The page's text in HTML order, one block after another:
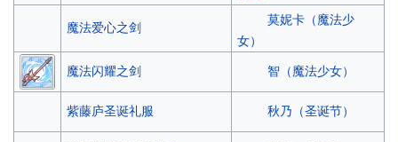
魔法爱心之剑
莫妮卡（魔法少
女）
魔法闪耀之剑 智（魔法少女）
紫藤庐圣诞礼服 秋乃（圣诞节）